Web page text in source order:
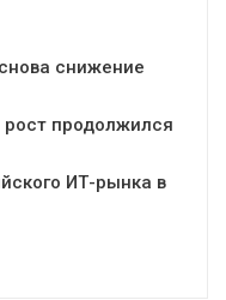
снижение
продолжился
ИТ-рынка в